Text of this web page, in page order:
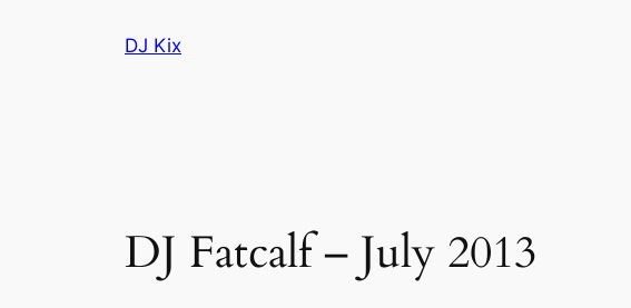
DJ Kix
DJ Fatcalf – July 2013